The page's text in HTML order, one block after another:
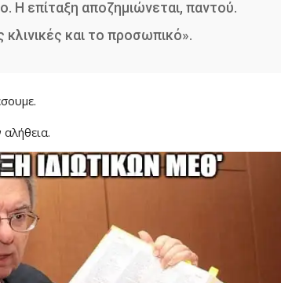
Η επίταξη αποζημιώνεται, παντού.
κλινικές και το προσωπικό».